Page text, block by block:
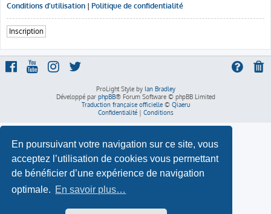
En poursuivant votre navigation sur ce site, vous
acceptez l’utilisation de cookies vous permettant
de bénéficier d’une expérience de navigation
optimale. En savoir plus…
Conditions d’utilisation | Politique de confidentialité
Inscription
ProLight Style by Ian Bradley
Développé par phpBB® Forum Software © phpBB Limited
Traduction française officielle© Qiaeru
Confidentialité| Conditions